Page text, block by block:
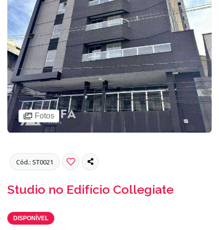
Fotos
Cód.: ST0021
Studio no Edifício Collegiate
DISPONÍVEL